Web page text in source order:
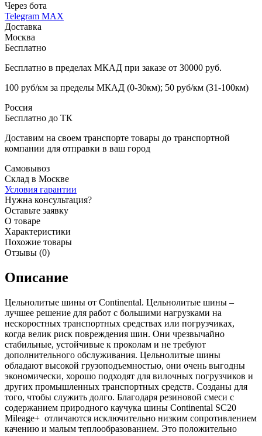
Через бота
Telegram MAX
Доставка
Москва
Бесплатно
Бесплатно в пределах МКАД при заказе от 30000 руб.
100 руб/км за пределы МКАД (0-30км); 50 руб/км (31-100км)
Россия
Бесплатно до ТК
Доставим на своем транспорте товары до транспортной
компании для отправки в ваш город
Самовывоз
Склад в Москве
Условия гарантии
Нужна консультация?
Оставьте заявку
О товаре
Характеристики
Похожие товары
Отзывы (0)
Описание
Цельнолитые шины от Continental. Цельнолитые шины –
лучшее решение для работ с большими нагрузками на
нескоростных транспортных средствах или погрузчиках,
когда велик риск повреждения шин. Они чрезвычайно
стабильные, устойчивые к проколам и не требуют
дополнительного обслуживания. Цельнолитые шины
обладают высокой грузоподъемностью, они очень выгодны
экономически, хорошо подходят для вилочных погрузчиков и
других промышленных транспортных средств. Созданы для
того, чтобы служить долго. Благодаря резиновой смеси с
содержанием природного каучука шины Continental SC20
Mileage+ отличаются исключительно низким сопротивлением
качению и малым теплообразованием. Это положительно